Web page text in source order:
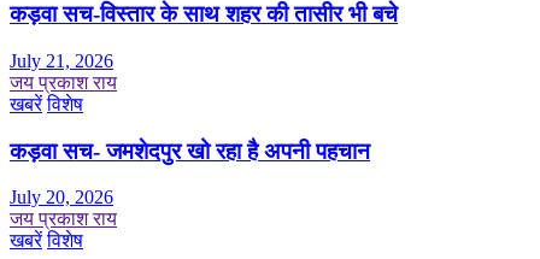
कड़वा सच-विस्तार के साथ शहर की तासीर भी बचे
July 21, 2026
जय प्रकाश राय
खबरें विशेष
कड़वा सच- जमशेदपुर खो रहा है अपनी पहचान
July 20, 2026
जय प्रकाश राय
खबरें विशेष